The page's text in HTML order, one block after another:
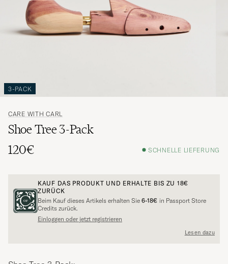
3-PACK
CARE WITH CARL
Shoe Tree 3-Pack
120€
SCHNELLE LIEFERUNG
KAUF DAS PRODUKT UND ERHALTE BIS ZU 18€
ZURÜCK
Beim Kauf dieses Artikels erhalten Sie 6-18€ in Passport Store
Credits zurück.
Einloggen oder jetzt registrieren
Lesen dazu